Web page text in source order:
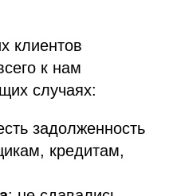
клиентов
к нам
случаях:
задолженность
кредитам,